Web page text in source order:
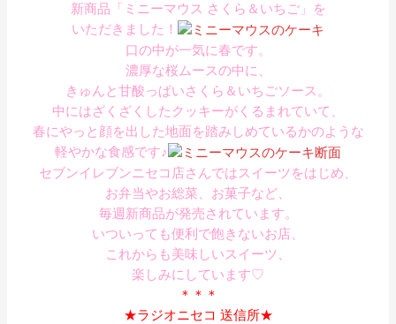
新商品「ミニーマウス さくら＆いちご」を
いただきました！
口の中が一気に春です。
濃厚な桜ムースの中に、
きゅんと甘酸っぱいさくら＆いちごソース。
中にはざくざくしたクッキーがくるまれていて、
春にやっと顔を出した地面を踏みしめているかのような
軽やかな食感です♪
セブンイレブンニセコ店さんではスイーツをはじめ、
お弁当やお総菜、お菓子など、
毎週新商品が発売されています。
いついっても便利で飽きないお店、
これからも美味しいスイーツ、
楽しみにしています♡
＊＊＊
★ラジオニセコ 送信所★